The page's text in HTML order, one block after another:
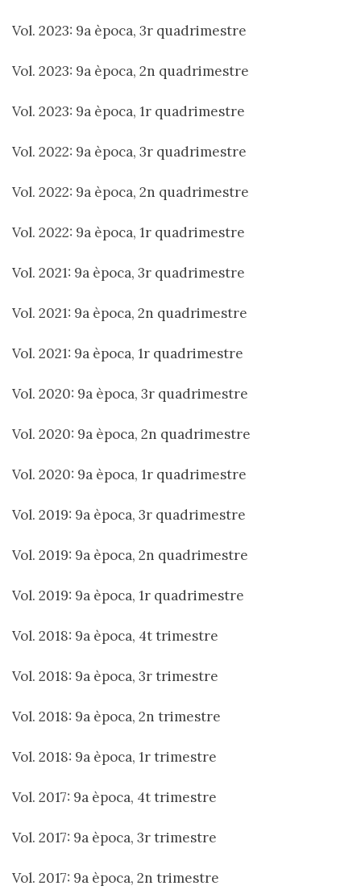
Vol. 2023: 9a època, 3r quadrimestre
Vol. 2023: 9a època, 2n quadrimestre
Vol. 2023: 9a època, 1r quadrimestre
Vol. 2022: 9a època, 3r quadrimestre
Vol. 2022: 9a època, 2n quadrimestre
Vol. 2022: 9a època, 1r quadrimestre
Vol. 2021: 9a època, 3r quadrimestre
Vol. 2021: 9a època, 2n quadrimestre
Vol. 2021: 9a època, 1r quadrimestre
Vol. 2020: 9a època, 3r quadrimestre
Vol. 2020: 9a època, 2n quadrimestre
Vol. 2020: 9a època, 1r quadrimestre
Vol. 2019: 9a època, 3r quadrimestre
Vol. 2019: 9a època, 2n quadrimestre
Vol. 2019: 9a època, 1r quadrimestre
Vol. 2018: 9a època, 4t trimestre
Vol. 2018: 9a època, 3r trimestre
Vol. 2018: 9a època, 2n trimestre
Vol. 2018: 9a època, 1r trimestre
Vol. 2017: 9a època, 4t trimestre
Vol. 2017: 9a època, 3r trimestre
Vol. 2017: 9a època, 2n trimestre